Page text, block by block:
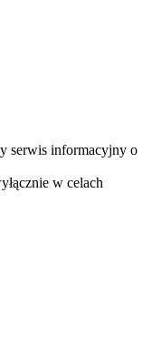
serwis informacyjny o
w celach